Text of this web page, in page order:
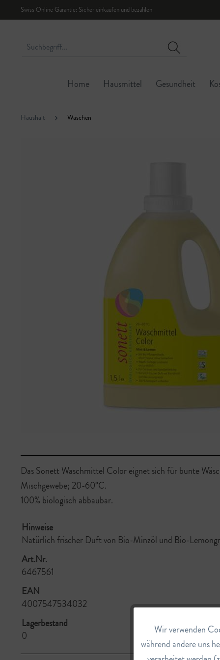
Swiss Online Garantie: Sicher einkaufen und bezahlen
Home Hausmittel Gesundheit
Haushalt Waschen
Das Sonett Waschmittel Color eignet sich für bunte
Mischgewebe; 20-60°C.
100% biologisch abbaubar.
Hinweise
Natürlich frischer Duft von Bio-Minzöl und Bio-
Art.Nr.
6467561
EAN
4007547534032
Lagerbestand
0
Funktionale
Wir verwenden
während andere uns